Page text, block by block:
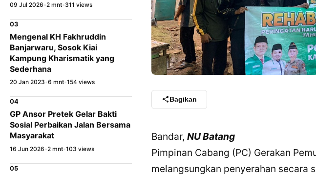
09 Jul 2026 •2 mnt•311 views
03
Mengenal KH Fakhruddin
Banjarwaru, Sosok Kiai
Kampung Kharismatik yang
Sederhana
20 Jan 2023 •6 mnt•154 views
04
GP Ansor Pretek Gelar Bakti
Sosial Perbaikan Jalan Bersama
Masyarakat
16 Jun 2026 •2 mnt•103 views
05
Bagikan
Bandar, NU Batang
Pimpinan Cabang (PC) Gerakan
melangsungkan penyerahan secara